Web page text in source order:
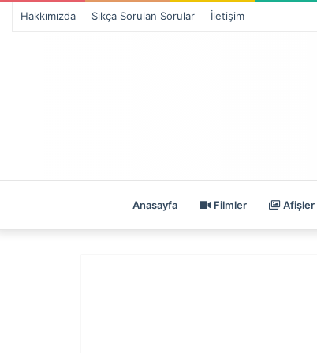
Hakkımızda Sıkça Sorulan Sorular İletişim
Anasayfa Filmler Afişler